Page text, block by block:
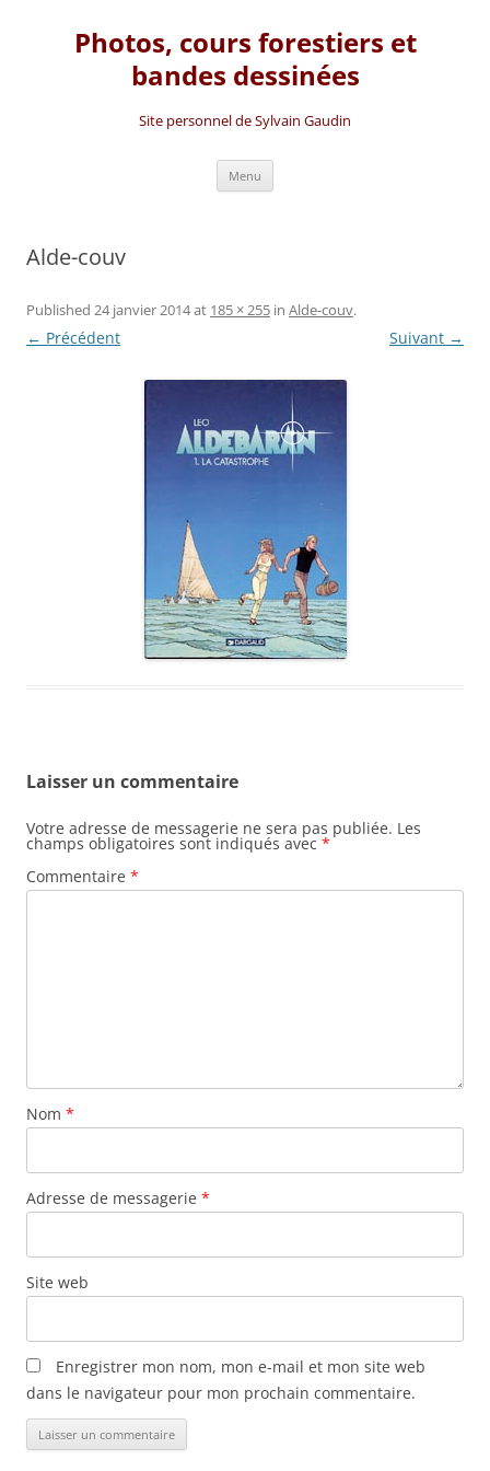
Photos, cours forestiers et
bandes dessinées
Site personnel de Sylvain Gaudin
Menu
Alde-couv
Published 24 janvier 2014at 185 × 255 in Alde-couv.
← Précédent Suivant →
Laisser un commentaire
Votre adresse de messagerie ne sera pas publiée. Les
champs obligatoires sont indiqués avec *
Commentaire *
Nom *
Adresse de messagerie *
Site web
Enregistrer mon nom, mon e-mail et mon site web
dans le navigateur pour mon prochain commentaire.